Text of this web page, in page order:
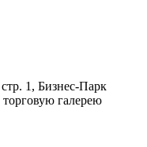
1, Бизнес-Парк
галерею